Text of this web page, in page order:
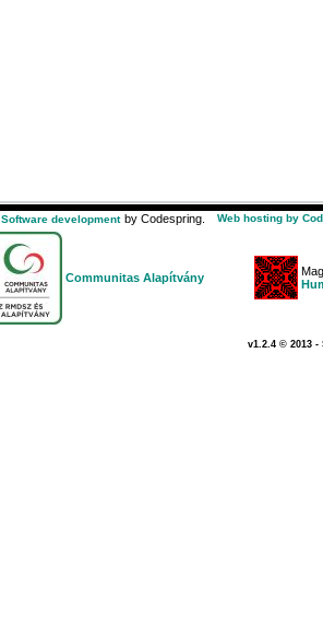
Software development by Codespring. Web hosting by
Communitas Alapítvány
v1.2.4 © 2013